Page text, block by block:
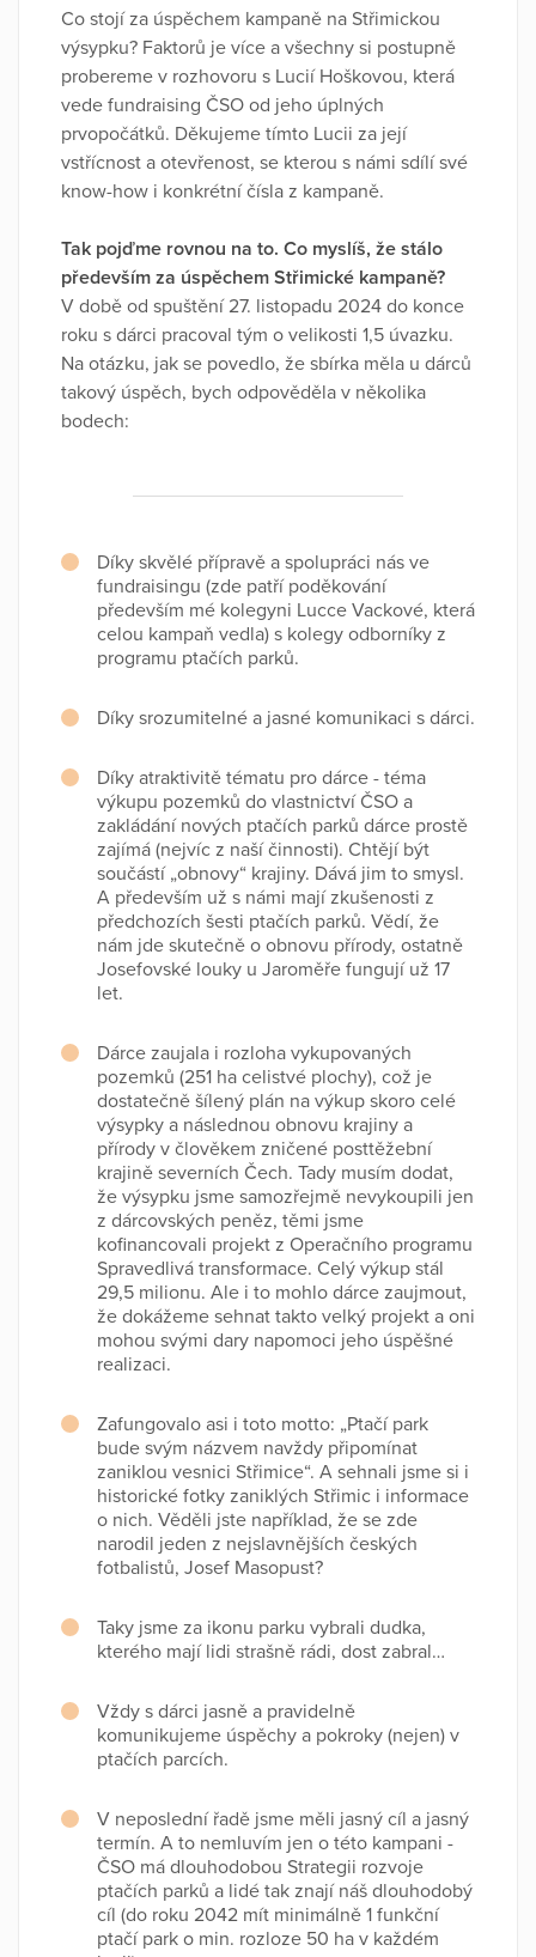
Co stojí za úspěchem kampaně na Střimickou
výsypku? Faktorů je více a všechny si postupně
probereme v rozhovoru s Lucií Hoškovou, která
vede fundraising ČSO od jeho úplných
prvopočátků. Děkujeme tímto Lucii za její
vstřícnost a otevřenost, se kterou s námi sdílí své
know-how i konkrétní čísla z kampaně.
Tak pojďme rovnou na to. Co myslíš, že stálo
především za úspěchem Střimické kampaně?
V době od spuštění 27. listopadu 2024 do konce
roku s dárci pracoval tým o velikosti 1,5 úvazku.
Na otázku, jak se povedlo, že sbírka měla u dárců
takový úspěch, bych odpověděla v několika
bodech:
Díky skvělé přípravě a spolupráci nás ve
fundraisingu (zde patří poděkování
především mé kolegyni Lucce Vackové, která
celou kampaň vedla) s kolegy odborníky z
programu ptačích parků.
Díky srozumitelné a jasné komunikaci s dárci.
Díky atraktivitě tématu pro dárce - téma
výkupu pozemků do vlastnictví ČSO a
zakládání nových ptačích parků dárce prostě
zajímá (nejvíc z naší činnosti). Chtějí být
součástí „obnovy“ krajiny. Dává jim to smysl.
A především už s námi mají zkušenosti z
předchozích šesti ptačích parků. Vědí, že
nám jde skutečně o obnovu přírody, ostatně
Josefovské louky u Jaroměře fungují už 17
let.
Dárce zaujala i rozloha vykupovaných
pozemků (251 ha celistvé plochy), což je
dostatečně šílený plán na výkup skoro celé
výsypky a následnou obnovu krajiny a
přírody v člověkem zničené posttěžební
krajině severních Čech. Tady musím dodat,
že výsypku jsme samozřejmě nevykoupili jen
z dárcovských peněz, těmi jsme
kofinancovali projekt z Operačního programu
Spravedlivá transformace. Celý výkup stál
29,5 milionu. Ale i to mohlo dárce zaujmout,
že dokážeme sehnat takto velký projekt a oni
mohou svými dary napomoci jeho úspěšné
realizaci.
Zafungovalo asi i toto motto: „Ptačí park
bude svým názvem navždy připomínat
zaniklou vesnici Střimice“. A sehnali jsme si i
historické fotky zaniklých Střimic i informace
o nich. Věděli jste například, že se zde
narodil jeden z nejslavnějších českých
fotbalistů, Josef Masopust?
Taky jsme za ikonu parku vybrali dudka,
kterého mají lidi strašně rádi, dost zabral…
Vždy s dárci jasně a pravidelně
komunikujeme úspěchy a pokroky (nejen) v
ptačích parcích.
V neposlední řadě jsme měli jasný cíl a jasný
termín. A to nemluvím jen o této kampani -
ČSO má dlouhodobou Strategii rozvoje
ptačích parků a lidé tak znají náš dlouhodobý
cíl (do roku 2042 mít minimálně 1 funkční
ptačí park o min. rozloze 50 ha v každém